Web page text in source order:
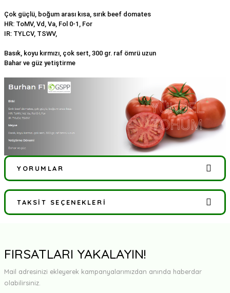
Çok güçlü, boğum arası kısa, sırık beef domates
HR: ToMV, Vd, Va, Fol 0-1, For
IR: TYLCV, TSWV,
Basık, koyu kırmızı, çok sert, 300 gr. raf ömrü uzun
Bahar ve güz yetiştirme
YORUMLAR
Bu ürüne ilk yorumu siz yapın!
TAKSIT SEÇENEKLERI
FIRSATLARI YAKALAYIN!
Mail adresinizi ekleyerek kampanyalarımızdan anında haberdar
olabilirsiniz.